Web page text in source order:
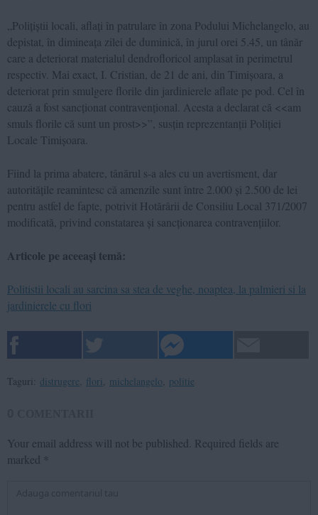
„Polițiștii locali, aflați în patrulare în zona Podului Michelangelo, au
depistat, în dimineața zilei de duminică, în jurul orei 5.45, un tânăr
care a deteriorat materialul dendrofloricol amplasat în perimetrul
respectiv. Mai exact, I. Cristian, de 21 de ani, din Timișoara, a
deteriorat prin smulgere florile din jardinierele aflate pe pod. Cel în
cauză a fost sancționat contravențional. Acesta a declarat că <<am
smuls florile că sunt un prost>>”, susțin reprezentanții Poliției
Locale Timișoara.
Fiind la prima abatere, tânărul s-a ales cu un avertisment, dar
autoritățile reamintesc că amenzile sunt între 2.000 și 2.500 de lei
pentru astfel de fapte, potrivit Hotărârii de Consiliu Local 371/2007
modificată, privind constatarea și sancționarea contravențiilor.
Articole pe aceeași temă:
Politistii locali au sarcina sa stea de veghe, noaptea, la palmieri si la
jardinierele cu flori
Taguri: distrugere, flori, michelangelo, politie
Your email address will not be published. Required fields are
marked *